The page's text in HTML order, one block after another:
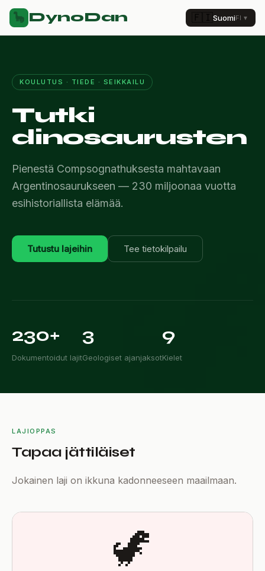
🦕 DynoDan 🇫🇮SuomiFI ▼
KOULUTUS · TIEDE · SEIKKAILU
Tutki
dinosaurusten
Pienestä Compsognathuksesta mahtavaan
Argentinosaurukseen — 230 miljoonaa vuotta
esihistoriallista elämää.
Tutustu lajeihin Tee tietokilpailu
230+
Dokumentoidut lajit
3
Geologiset ajanjaksot
9
Kielet
LAJIOPPAS
Tapaa jättiläiset
Jokainen laji on ikkuna kadonneeseen maailmaan.
🦖